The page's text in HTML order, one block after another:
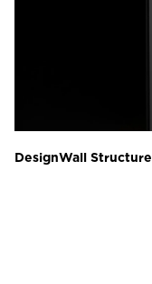
DesignWall Structure